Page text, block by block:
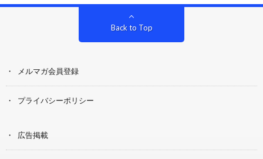
Back to Top
メルマガ会員登録
プライバシーポリシー
広告掲載